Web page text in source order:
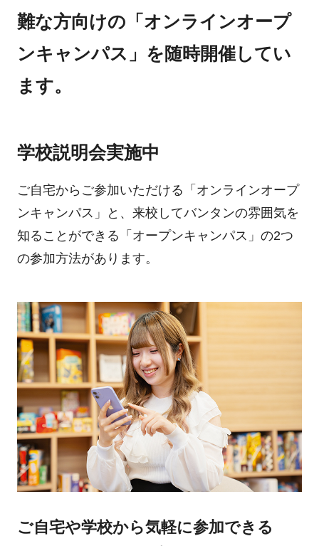
難な方向けの「オンラインオープ
ンキャンパス」を随時開催してい
ます。
学校説明会実施中
ご自宅からご参加いただける「オンラインオープ
ンキャンパス」と、来校してバンタンの雰囲気を
知ることができる「オープンキャンパス」の2つ
の参加方法があります。
ご自宅や学校から気軽に参加できる